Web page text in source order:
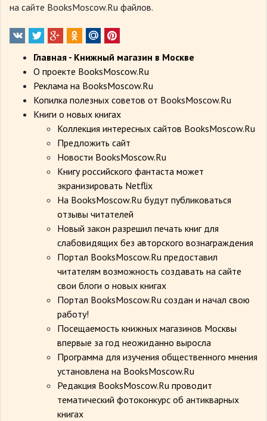
на сайте BooksMoscow.Ru файлов.
Главная - Книжный магазин в Москве
О проекте BooksMoscow.Ru
Реклама на BooksMoscow.Ru
Копилка полезных советов от BooksMoscow.Ru
Книги о новых книгах
Коллекция интересных сайтов BooksMoscow.Ru
Предложить сайт
Новости BooksMoscow.Ru
Книгу российского фантаста может
экранизировать Netflix
На BooksMoscow.Ru будут публиковаться
отзывы читателей
Новый закон разрешил печать книг для
слабовидящих без авторского вознаграждения
Портал BooksMoscow.Ru предоставил
читателям возможность создавать на сайте
свои блоги о новых книгах
Портал BooksMoscow.Ru создан и начал свою
работу!
Посещаемость книжных магазинов Москвы
впервые за год неожиданно выросла
Программа для изучения общественного мнения
установлена на BooksMoscow.Ru
Редакция BooksMoscow.Ru проводит
тематический фотоконкурс об антикварных
книгах